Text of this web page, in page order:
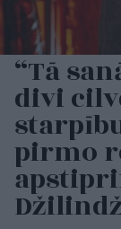
“Tā
divi
pirmo